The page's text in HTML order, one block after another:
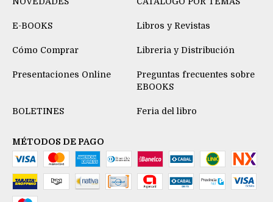
E-BOOKS Libros y Revistas
Cómo Comprar Libreria y Distribución
Presentaciones Online
Preguntas frecuentes sobre
EBOOKS
BOLETINES Feria del libro
MÉTODOS DE PAGO